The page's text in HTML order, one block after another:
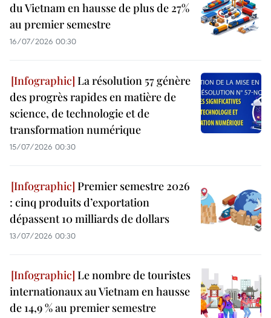
du Vietnam en hausse de plus de 27%
au premier semestre
16/07/2026 00:30
La résolution 57 génère
des progrès rapides en matière de
science, de technologie et de
transformation numérique
15/07/2026 00:30
Premier semestre 2026
: cinq produits d’exportation
dépassent 10 milliards de dollars
13/07/2026 00:30
Le nombre de touristes
internationaux au Vietnam en hausse
de 14,9 % au premier semestre